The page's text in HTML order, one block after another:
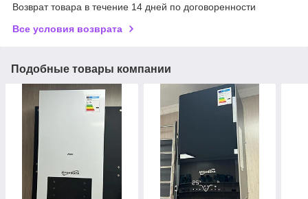
Возврат товара в течение 14 дней по договоренности
Все условия возврата
Подобные товары компании